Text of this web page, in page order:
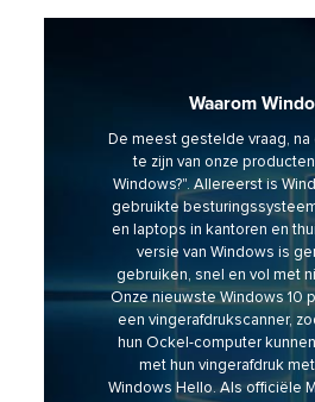
Waarom
De meest gestelde vraag,
te zijn van onze
Windows?". Allereerst is
gebruikte
en laptops in kantoren en
versie van Windows is
gebruiken, snel en vol met
Onze nieuwste Windows 10
een vingerafdrukscanner,
hun Ockel-computer
met hun vingerafdruk
Windows Hello. Als officiële